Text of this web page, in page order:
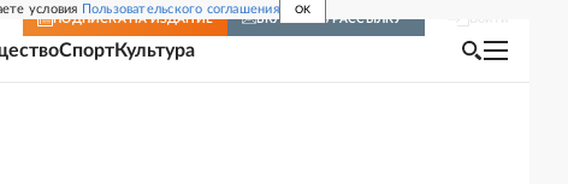
условия Пользовательского соглашения OK
ПОДПИСКА НА ИЗДАНИЕ ВКЛЮЧИТЬ РАССЫЛКУ
СпортКультура